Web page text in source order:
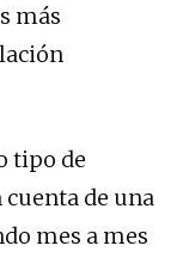
más
tipo de
de una
mes a mes